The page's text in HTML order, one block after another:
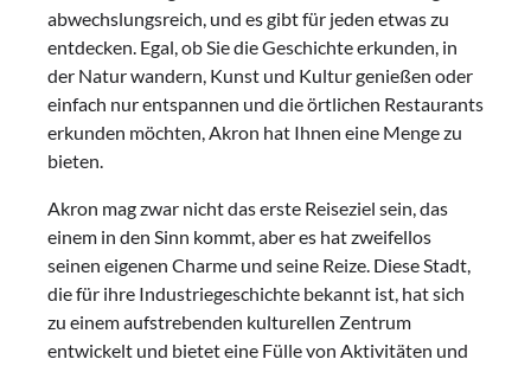
abwechslungsreich, und es gibt für jeden etwas zu
entdecken. Egal, ob Sie die Geschichte erkunden, in
der Natur wandern, Kunst und Kultur genießen oder
einfach nur entspannen und die örtlichen Restaurants
erkunden möchten, Akron hat Ihnen eine Menge zu
bieten.
Akron mag zwar nicht das erste Reiseziel sein, das
einem in den Sinn kommt, aber es hat zweifellos
seinen eigenen Charme und seine Reize. Diese Stadt,
die für ihre Industriegeschichte bekannt ist, hat sich
zu einem aufstrebenden kulturellen Zentrum
entwickelt und bietet eine Fülle von Aktivitäten und